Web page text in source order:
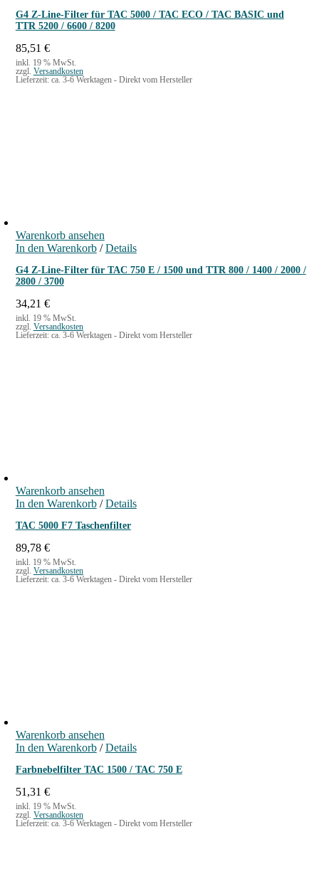
G4 Z-Line-Filter für TAC 5000 / TAC ECO / TAC BASIC und
TTR 5200 / 6600 / 8200
85,51 €
inkl. 19 % MwSt.
zzgl. Versandkosten
Lieferzeit: ca. 3-6 Werktagen - Direkt vom Hersteller
Warenkorb ansehen
In den Warenkorb / Details
G4 Z-Line-Filter für TAC 750 E / 1500 und TTR 800 / 1400 / 2000 /
2800 / 3700
34,21 €
inkl. 19 % MwSt.
zzgl. Versandkosten
Lieferzeit: ca. 3-6 Werktagen - Direkt vom Hersteller
Warenkorb ansehen
In den Warenkorb / Details
TAC 5000 F7 Taschenfilter
89,78 €
inkl. 19 % MwSt.
zzgl. Versandkosten
Lieferzeit: ca. 3-6 Werktagen - Direkt vom Hersteller
Warenkorb ansehen
In den Warenkorb / Details
Farbnebelfilter TAC 1500 / TAC 750 E
51,31 €
inkl. 19 % MwSt.
zzgl. Versandkosten
Lieferzeit: ca. 3-6 Werktagen - Direkt vom Hersteller